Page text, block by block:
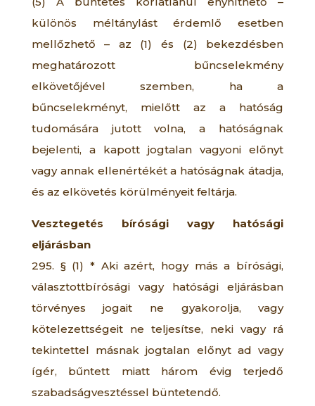
különös méltánylást érdemlő esetben
mellőzhető – az (1) és (2) bekezdésben
meghatározott bűncselekmény
elkövetőjével szemben, ha a
bűncselekményt, mielőtt az a hatóság
tudomására jutott volna, a hatóságnak
bejelenti, a kapott jogtalan vagyoni előnyt
vagy annak ellenértékét a hatóságnak átadja,
és az elkövetés körülményeit feltárja.
Vesztegetés bírósági vagy hatósági
eljárásban
295. § (1) * Aki azért, hogy más a bírósági,
választottbírósági vagy hatósági eljárásban
törvényes jogait ne gyakorolja, vagy
kötelezettségeit ne teljesítse, neki vagy rá
tekintettel másnak jogtalan előnyt ad vagy
ígér, bűntett miatt három évig terjedő
szabadságvesztéssel büntetendő.